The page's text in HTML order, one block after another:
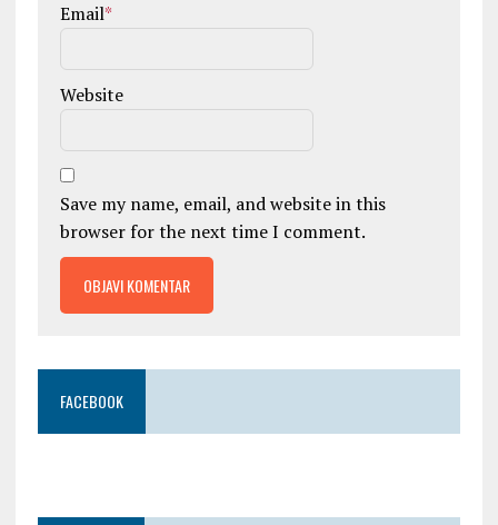
Email*
Website
Save my name, email, and website in this
browser for the next time I comment.
FACEBOOK